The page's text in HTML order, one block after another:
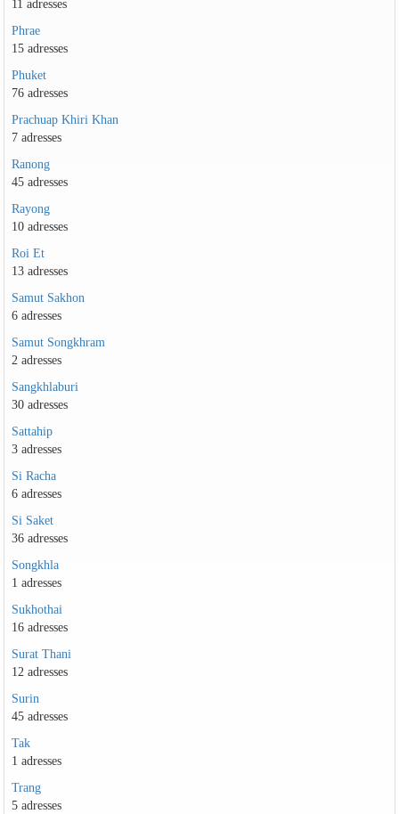
11 adresses
Phrae
15 adresses
Phuket
76 adresses
Prachuap Khiri Khan
7 adresses
Ranong
45 adresses
Rayong
10 adresses
Roi Et
13 adresses
Samut Sakhon
6 adresses
Samut Songkhram
2 adresses
Sangkhlaburi
30 adresses
Sattahip
3 adresses
Si Racha
6 adresses
Si Saket
36 adresses
Songkhla
1 adresses
Sukhothai
16 adresses
Surat Thani
12 adresses
Surin
45 adresses
Tak
1 adresses
Trang
5 adresses